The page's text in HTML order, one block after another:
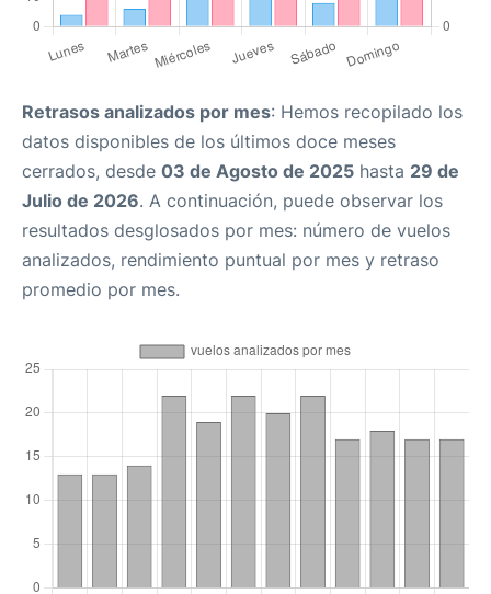
Retrasos analizados por mes: Hemos recopilado los
datos disponibles de los últimos doce meses
cerrados, desde 03 de Agosto de 2025 hasta 29 de
Julio de 2026. A continuación, puede observar los
resultados desglosados por mes: número de vuelos
analizados, rendimiento puntual por mes y retraso
promedio por mes.